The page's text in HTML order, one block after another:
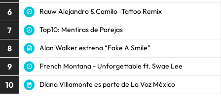
6 Rauw Alejandro & Camilo -Tattoo Remix
7 Top10: Mentiras de Parejas
8 Alan Walker estrena “Fake A Smile”
9 French Montana - Unforgettable ft. Swae Lee
10 Diana Villamonte es parte de La Voz México